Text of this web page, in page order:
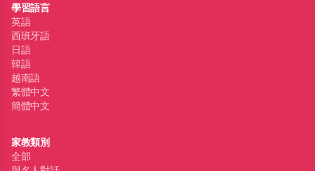
學習語言
英語
西班牙語
日語
韓語
越南語
繁體中文
簡體中文
家教類別
全部